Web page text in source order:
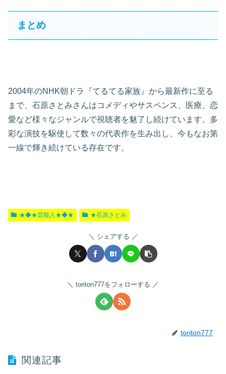
まとめ
2004年のNHK朝ドラ『てるてる家族』から最新作に至る
まで、石原さとみさんはコメディやサスペンス、医療、恋
愛など様々なジャンルで視聴者を魅了し続けています。多
彩な演技を駆使して数々の代表作を生み出し、今もなお第
一線で輝き続けている存在です。
★◆★芸能人★◆★ ★石原さとみ
シェアする
toriton777をフォローする
toriton777
関連記事